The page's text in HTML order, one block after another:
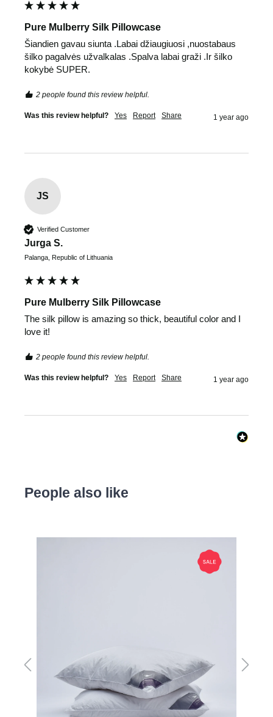
Pure Mulberry Silk Pillowcase
Šiandien gavau siunta .Labai džiaugiuosi ,nuostabaus
šilko pagalvės užvalkalas .Spalva labai graži .Ir šilko
kokybė SUPER.
2 people found this review helpful.
Was this review helpful? Yes Report Share 1 year ago
JS
Verified Customer
Jurga S.
Palanga, Republic of Lithuania
Pure Mulberry Silk Pillowcase
The silk pillow is amazing so thick, beautiful color and I
love it!
2 people found this review helpful.
Was this review helpful? Yes Report Share 1 year ago
People also like